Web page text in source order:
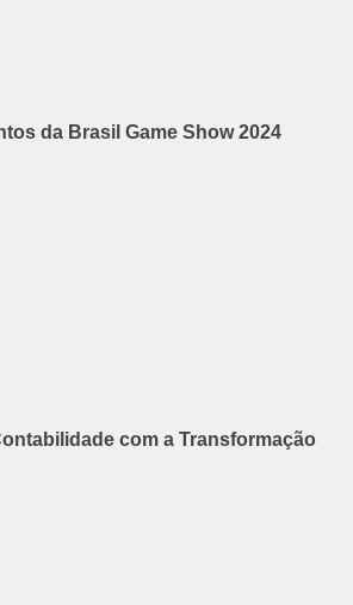
da Brasil Game Show 2024
com a Transformação